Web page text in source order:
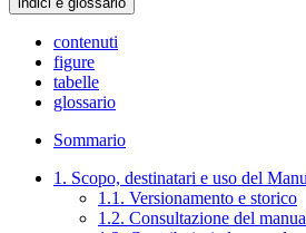
contenuti
figure
tabelle
glossario
Sommario
1. Scopo, destinatari e uso del
1.1. Versionamento e storico
1.2. Consultazione del